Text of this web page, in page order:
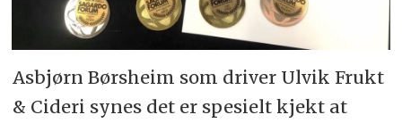
Asbjørn Børsheim som driver Ulvik Frukt
& Cideri synes det er spesielt kjekt at